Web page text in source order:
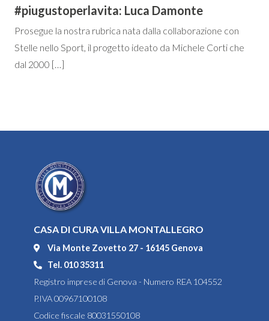
#piugustoperlavita: Luca Damonte
Prosegue la nostra rubrica nata dalla collaborazione con
Stelle nello Sport, il progetto ideato da Michele Corti che
dal 2000 […]
CASA DI CURA VILLA MONTALLEGRO
Via Monte Zovetto 27 - 16145 Genova
Tel. 010 35311
Registro imprese di Genova - Numero REA 104552
P.IVA 00967100108
Codice fiscale 80031550108